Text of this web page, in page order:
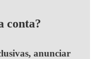
conta?
anunciar